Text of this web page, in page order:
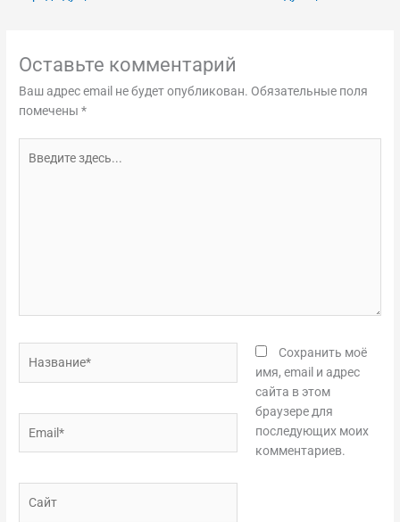
Оставьте комментарий
Ваш адрес email не будет опубликован. Обязательные поля
помечены*
здесь...
Сохранить моё
имя, email и адрес
сайта в этом
браузере для
последующих моих
комментариев.